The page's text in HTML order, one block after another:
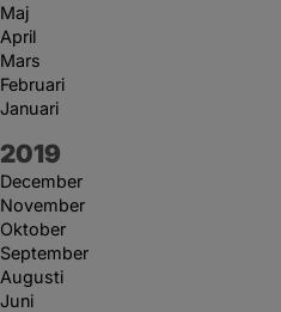
Maj
April
Mars
Februari
Januari
År:
2019
December
November
Oktober
September
Augusti
Juni